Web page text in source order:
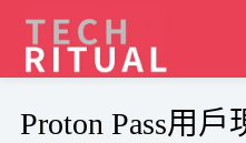
content
Proton Pass用